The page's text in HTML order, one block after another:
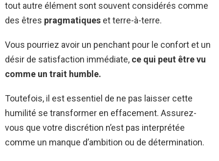
tout autre élément sont souvent considérés comme
des êtres pragmatiques et terre-à-terre.
Vous pourriez avoir un penchant pour le confort et un
désir de satisfaction immédiate, ce qui peut être vu
comme un trait humble.
Toutefois, il est essentiel de ne pas laisser cette
humilité se transformer en effacement. Assurez-
vous que votre discrétion n’est pas interprétée
comme un manque d’ambition ou de détermination.